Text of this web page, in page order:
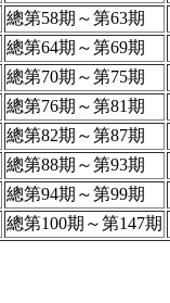
總第58期～第63期
總第64期～第69期
總第70期～第75期
總第76期～第81期
總第82期～第87期
總第88期～第93期
總第94期～第99期
總第100期～第147期